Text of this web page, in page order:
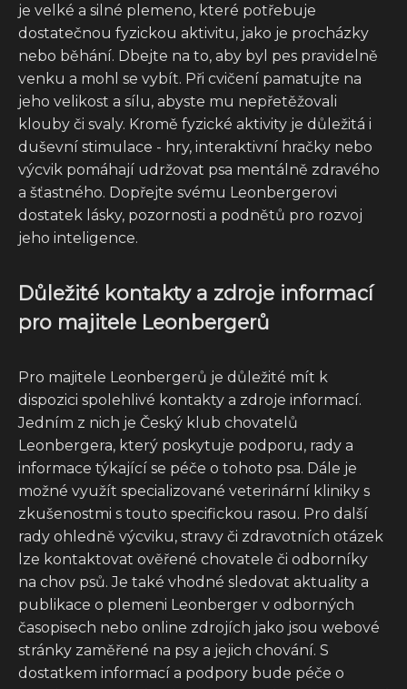
je velké a silné plemeno, které potřebuje
dostatečnou fyzickou aktivitu, jako je procházky
nebo běhání. Dbejte na to, aby byl pes pravidelně
venku a mohl se vybít. Při cvičení pamatujte na
jeho velikost a sílu, abyste mu nepřetěžovali
klouby či svaly. Kromě fyzické aktivity je důležitá i
duševní stimulace - hry, interaktivní hračky nebo
výcvik pomáhají udržovat psa mentálně zdravého
a šťastného. Dopřejte svému Leonbergerovi
dostatek lásky, pozornosti a podnětů pro rozvoj
jeho inteligence.
Důležité kontakty a zdroje informací
pro majitele Leonbergerů
Pro majitele Leonbergerů je důležité mít k
dispozici spolehlivé kontakty a zdroje informací.
Jedním z nich je Český klub chovatelů
Leonbergera, který poskytuje podporu, rady a
informace týkající se péče o tohoto psa. Dále je
možné využít specializované veterinární kliniky s
zkušenostmi s touto specifickou rasou. Pro další
rady ohledně výcviku, stravy či zdravotních otázek
lze kontaktovat ověřené chovatele či odborníky
na chov psů. Je také vhodné sledovat aktuality a
publikace o plemeni Leonberger v odborných
časopisech nebo online zdrojích jako jsou webové
stránky zaměřené na psy a jejich chování. S
dostatkem informací a podpory bude péče o